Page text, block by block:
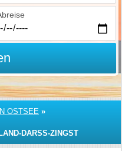
OSTSEE »
DARSS-ZINGST